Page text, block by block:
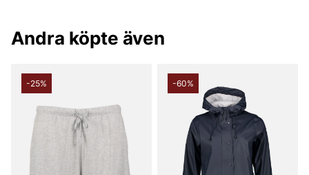
Andra köpte även
-25% -60%